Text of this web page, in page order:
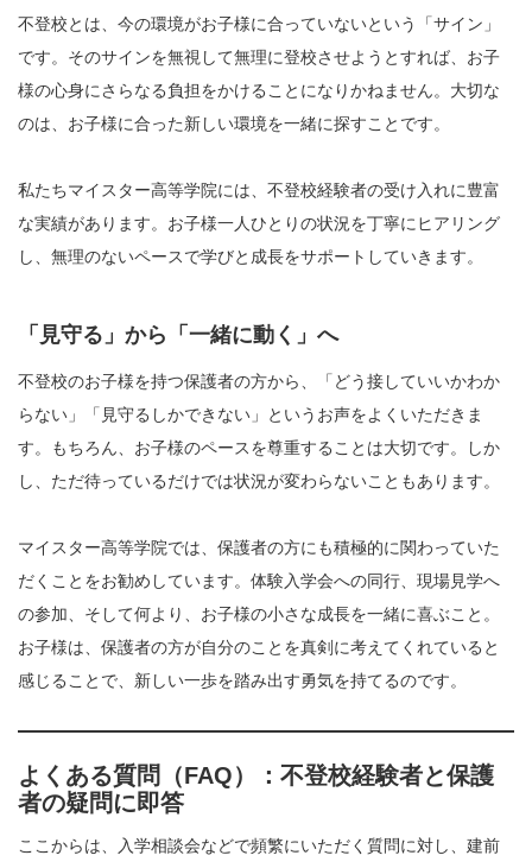
不登校とは、今の環境がお子様に合っていないという「サイン」
です。そのサインを無視して無理に登校させようとすれば、お子
様の心身にさらなる負担をかけることになりかねません。大切な
のは、お子様に合った新しい環境を一緒に探すことです。
私たちマイスター高等学院には、不登校経験者の受け入れに豊富
な実績があります。お子様一人ひとりの状況を丁寧にヒアリング
し、無理のないペースで学びと成長をサポートしていきます。
「見守る」から「一緒に動く」へ
不登校のお子様を持つ保護者の方から、「どう接していいかわか
らない」「見守るしかできない」というお声をよくいただきま
す。もちろん、お子様のペースを尊重することは大切です。しか
し、ただ待っているだけでは状況が変わらないこともあります。
マイスター高等学院では、保護者の方にも積極的に関わっていた
だくことをお勧めしています。体験入学会への同行、現場見学へ
の参加、そして何より、お子様の小さな成長を一緒に喜ぶこと。
お子様は、保護者の方が自分のことを真剣に考えてくれていると
感じることで、新しい一歩を踏み出す勇気を持てるのです。
よくある質問（FAQ）：不登校経験者と保護
者の疑問に即答
ここからは、入学相談会などで頻繁にいただく質問に対し、建前